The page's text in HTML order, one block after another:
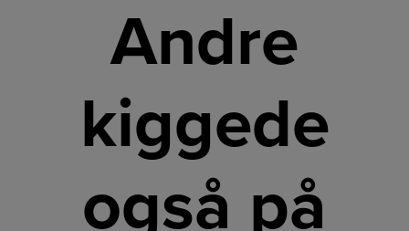
Andre
kiggede
også på